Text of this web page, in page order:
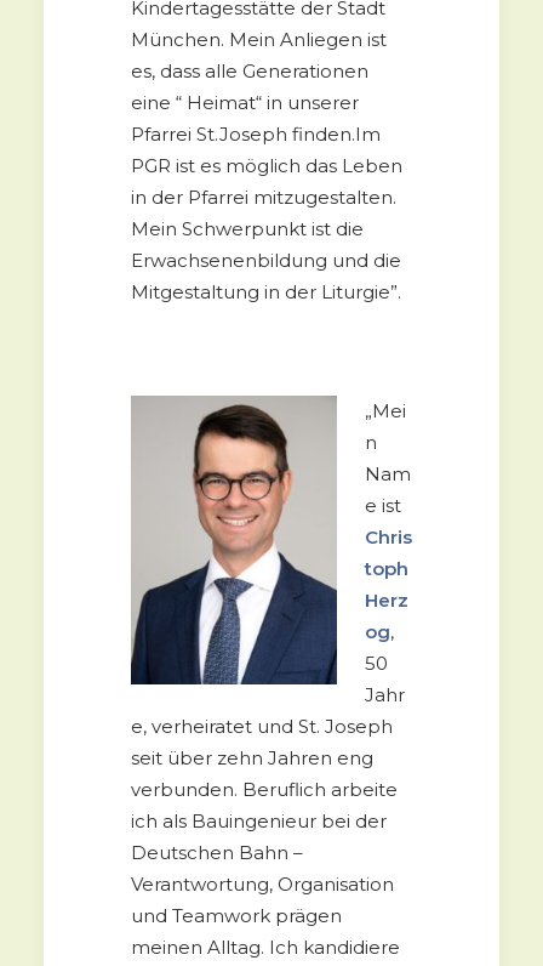
Kindertagesstätte der Stadt
München. Mein Anliegen ist
es, dass alle Generationen
eine “ Heimat“ in unserer
Pfarrei St.Joseph finden.Im
PGR ist es möglich das Leben
in der Pfarrei mitzugestalten.
Mein Schwerpunkt ist die
Erwachsenenbildung und die
Mitgestaltung in der Liturgie”.
„Mei
n
Nam
e ist
Chris
toph
Herz
og,
50
Jahr
e, verheiratet und St. Joseph
seit über zehn Jahren eng
verbunden. Beruflich arbeite
ich als Bauingenieur bei der
Deutschen Bahn –
Verantwortung, Organisation
und Teamwork prägen
meinen Alltag. Ich kandidiere